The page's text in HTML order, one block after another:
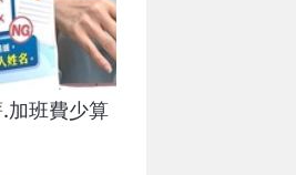
加班費少算